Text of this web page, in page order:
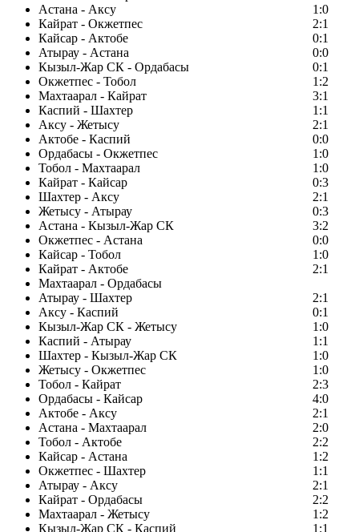
Астана - Аксу
1:0
Кайрат - Окжетпес
2:1
Кайсар - Актобе
0:1
Атырау - Астана
0:0
Кызыл-Жар СК - Ордабасы
0:1
Окжетпес - Тобол
1:2
Махтаарал - Кайрат
3:1
Каспий - Шахтер
1:1
Аксу - Жетысу
2:1
Актобе - Каспий
0:0
Ордабасы - Окжетпес
1:0
Тобол - Махтаарал
1:0
Кайрат - Кайсар
0:3
Шахтер - Аксу
2:1
Жетысу - Атырау
0:3
Астана - Кызыл-Жар СК
3:2
Окжетпес - Астана
0:0
Кайсар - Тобол
1:0
Кайрат - Актобе
2:1
Махтаарал - Ордабасы
Атырау - Шахтер
2:1
Аксу - Каспий
0:1
Кызыл-Жар СК - Жетысу
1:0
Каспий - Атырау
1:1
Шахтер - Кызыл-Жар СК
1:0
Жетысу - Окжетпес
1:0
Тобол - Кайрат
2:3
Ордабасы - Кайсар
4:0
Актобе - Аксу
2:1
Астана - Махтаарал
2:0
Тобол - Актобе
2:2
Кайсар - Астана
1:2
Окжетпес - Шахтер
1:1
Атырау - Аксу
2:1
Кайрат - Ордабасы
2:2
Махтаарал - Жетысу
1:2
Кызыл-Жар СК - Каспий
1:1